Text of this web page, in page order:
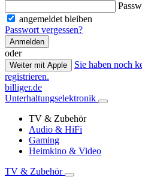
angemeldet bleiben
Passwort vergessen?
Anmelden
oder
Weiter mit Apple
Sie haben noch
registrieren.
billiger.de
Unterhaltungselektronik
TV & Zubehör
Audio & HiFi
Gaming
Heimkino & Video
TV & Zubehör